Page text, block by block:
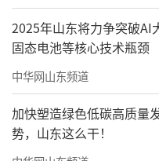
2025年山东将力争突破AI
固态电池等核心技术瓶颈
中华网山东频道
加快塑造绿色低碳高质量
势，山东这么干！